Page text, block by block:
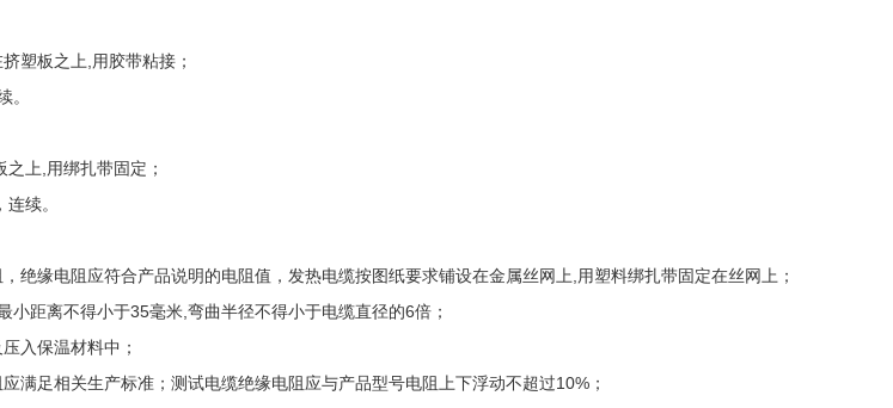
板之上,用胶带粘接；
上,用绑扎带固定；
续。
缘电阻应符合产品说明的电阻值，发热电缆按图纸要求铺设在金属丝网上,用塑料绑扎带固定在丝网上；
距离不得小于35毫米,弯曲半径不得小于电缆直径的6倍；
入保温材料中；
足相关生产标准；测试电缆绝缘电阻应与产品型号电阻上下浮动不超过10%；